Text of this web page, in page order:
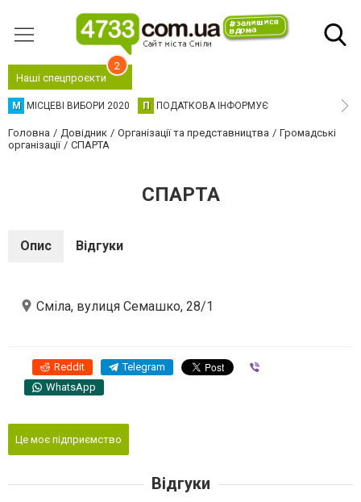
Наші спецпроєкти
2
М МІСЦЕВІ ВИБОРИ 2020 П ПОДАТКОВА ІНФОРМУЄ
Головна Довідник Організації та представництва
Громадські
організації
СПАРТА
СПАРТА
Опис Відгуки
Сміла, вулиця Семашко, 28/1
Reddit Telegram
WhatsApp
Це моє підприємство
Відгуки